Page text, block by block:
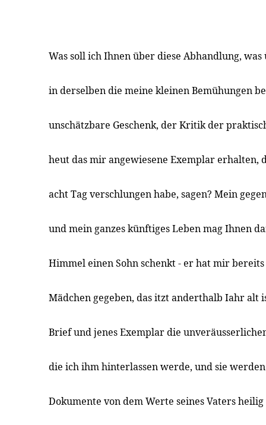
Was soll ich Ihnen über diese Abhandlung,
in derselben die meine kleinen Bemühungen
unschätzbare Geschenk, der Kritik der
heut das mir angewiesene Exemplar erhalten,
acht Tag verschlungen habe, sagen? Mein
und mein ganzes künftiges Leben mag Ihnen
Himmel einen Sohn schenkt - er hat mir
Mädchen gegeben, das itzt anderthalb Iahr alt
Brief und jenes Exemplar die
die ich ihm hinterlassen werde, und sie
Dokumente von dem Werte seines Vaters heilig